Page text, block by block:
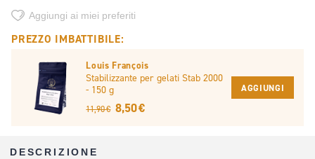
Aggiungi ai miei preferiti
PREZZO IMBATTIBILE:
Louis François
Stabilizzante per gelati Stab 2000
- 150 g
11,90 € 8,50 €
AGGIUNGI
DESCRIZIONE